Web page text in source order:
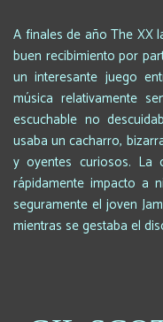
A finales de año The XX
buen recibimiento por
un interesante juego
música relativamente
escuchable no
usaba un cacharro,
y oyentes curiosos. La
rápidamente impacto a
seguramente el joven
mientras se gestaba el